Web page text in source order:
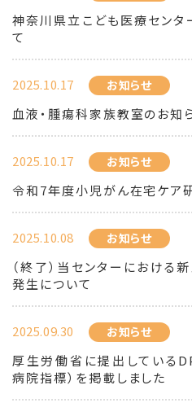
神奈川県立こども医療センタ
て
2025.10.17 お知らせ
血液・腫瘍科家族教室のお知
2025.10.17 お知らせ
令和7年度小児がん在宅ケア
2025.10.08 お知らせ
（終了）当センターにおける
発生について
2025.09.30 お知らせ
厚生労働省に提出している
病院指標）を掲載しました